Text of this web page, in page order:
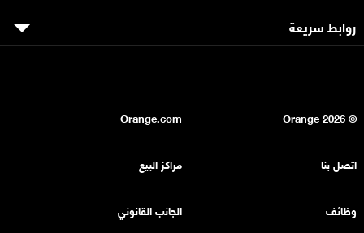
روابط سريعة
© Orange
2026
Orange.com
اتصل بنا مراكز البيع
وظائف الجانب القانوني